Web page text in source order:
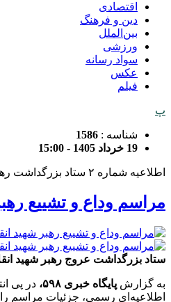
اقتصادی
دین و فرهنگ
بین‌الملل
ورزشی
سواد رسانه
عکس
فیلم
پ
شناسه : 1586
19 خرداد 1405 - 15:00
اطلاعیه شماره ۲ ستاد بزرگداشت رهبر شهید؛
مراسم وداع و تشییع
ستاد بزرگداشت عروج رهبر شهید
به گزارش پایگاه خبری ۵۹۸،
در پی
اطلاعیه‌ای رسمی، جزئیات مراسم